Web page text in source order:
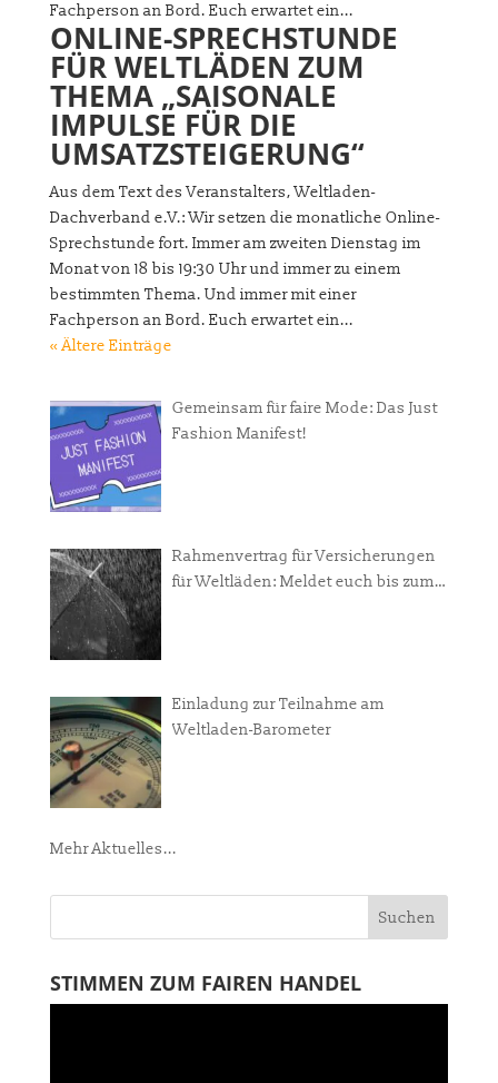
Fachperson an Bord. Euch erwartet ein...
ONLINE-SPRECHSTUNDE
FÜR WELTLÄDEN ZUM
THEMA „SAISONALE
IMPULSE FÜR DIE
UMSATZSTEIGERUNG“
Aus dem Text des Veranstalters, Weltladen-
Dachverband e.V.: Wir setzen die monatliche Online-
Sprechstunde fort. Immer am zweiten Dienstag im
Monat von 18 bis 19:30 Uhr und immer zu einem
bestimmten Thema. Und immer mit einer
Fachperson an Bord. Euch erwartet ein...
« Ältere Einträge
Gemeinsam für faire Mode: Das Just
Fashion Manifest!
Rahmenvertrag für Versicherungen
für Weltläden: Meldet euch bis zum
Einladung zur Teilnahme am
Weltladen-Barometer
Mehr Aktuelles...
STIMMEN ZUM FAIREN HANDEL